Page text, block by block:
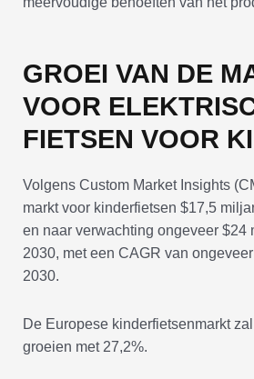
GROEI VAN DE
VOOR
FIETSEN VOOR
Volgens Custom Market Insights
markt voor kinderfietsen $17,5
en naar verwachting ongeveer $24
2030, met een CAGR van
2030.
De Europese kinderfietsenmarkt
groeien met 27,2%.